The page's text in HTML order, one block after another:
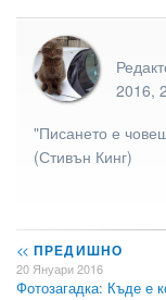
2016,
"Писането е
(Стивън Кинг)
<< ПРЕДИШНО
20 Януари 2016
Фотозагадка: Къде е